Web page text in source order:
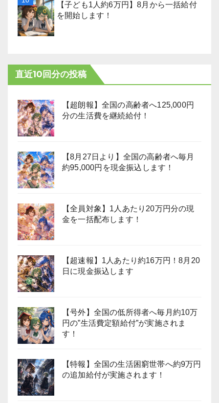
【子ども1人約6万円】8月から一括給付
を開始します！
直近10回分の投稿
【超朗報】全国の高齢者へ125,000円
分の生活費を継続給付！
【8月27日より】全国の高齢者へ毎月
約95,000円を現金振込します！
【全員対象】1人あたり20万円分の現
金を一括配布します！
【超速報】1人あたり約16万円！8月20
日に現金振込します
【号外】全国の低所得者へ毎月約10万
円の”生活費定額給付”が実施されま
す！
【特報】全国の生活困窮世帯へ約9万円
の追加給付が実施されます！